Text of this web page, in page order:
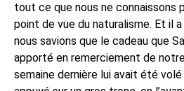
tout ce que nous ne connaissons
point de vue du naturalisme. Et il
nous savions que le cadeau que
apporté en remerciement de
semaine dernière lui avait été volé